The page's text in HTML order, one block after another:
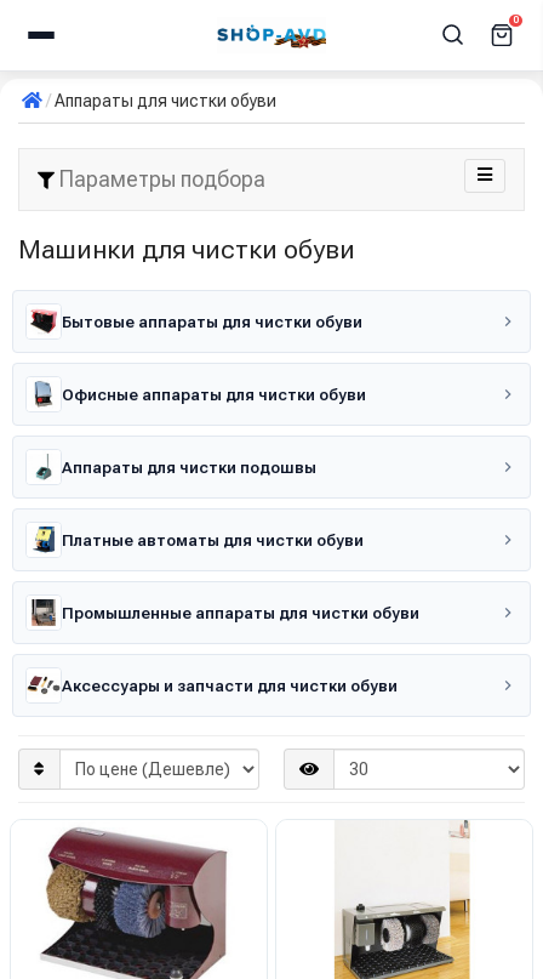
0
Аппараты для чистки обуви
Параметры подбора
Машинки для чистки обуви
Бытовые аппараты для чистки обуви
Офисные аппараты для чистки обуви
Аппараты для чистки подошвы
Платные автоматы для чистки обуви
Промышленные аппараты для чистки обуви
Аксессуары и запчасти для чистки обуви